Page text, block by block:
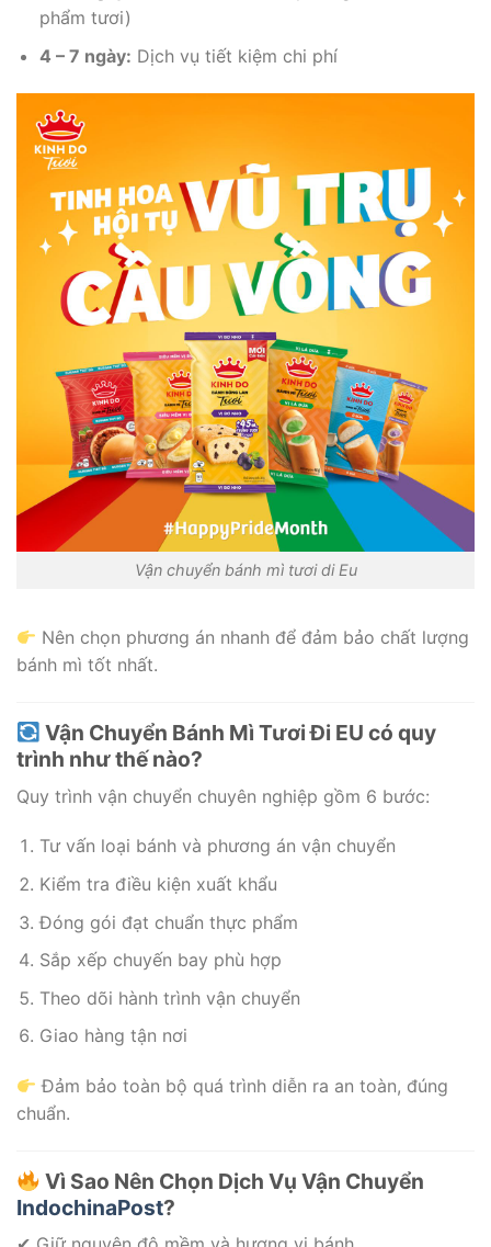
phẩm tươi)
4 – 7 ngày: Dịch vụ tiết kiệm chi phí
Vận chuyển bánh mì tươi di Eu
Nên chọn phương án nhanh để đảm bảo chất lượng
bánh mì tốt nhất.
Vận Chuyển Bánh Mì Tươi Đi EU có quy
trình như thế nào?
Quy trình vận chuyển chuyên nghiệp gồm 6 bước:
Tư vấn loại bánh và phương án vận chuyển
Kiểm tra điều kiện xuất khẩu
Đóng gói đạt chuẩn thực phẩm
Sắp xếp chuyến bay phù hợp
Theo dõi hành trình vận chuyển
Giao hàng tận nơi
Đảm bảo toàn bộ quá trình diễn ra an toàn, đúng
chuẩn.
Vì Sao Nên Chọn Dịch Vụ Vận Chuyển
IndochinaPost?